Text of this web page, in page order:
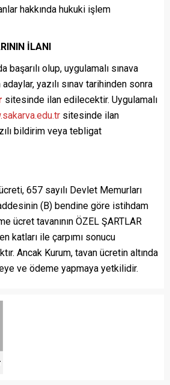
hakkında hukuki işlem
İLANI
başarılı olup, uygulamalı sınava
yazılı sınav tarihinden sonra
sitesinde ilan edilecektir. Uygulamalı
sitesinde ilan
bildirim veya tebligat
657 sayılı Devlet Memurları
(B) bendine göre istihdam
ücret tavanının ÖZEL ŞARTLAR
katları ile çarpımı sonucu
Ancak Kurum, tavan ücretin altında
ve ödeme yapmaya yetkilidir.